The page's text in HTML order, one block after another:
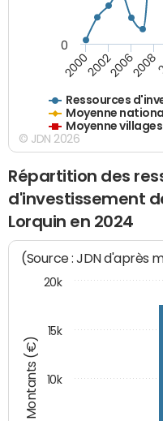
Ressources
Moyenne
Moyenne
2000200220062008
0
© JDN 2026
Répartition des
d'investissement
Lorquin en 2024
Montants (€)
(Source : JDN d'après
10k
15k
20k